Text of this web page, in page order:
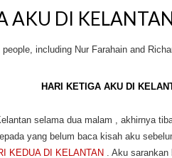
AKU DI
HARI KETIGA AKU DI
selama dua malam , akhirnya
yang belum baca kisah aku
KEDUA DI KELANTAN . Aku sarankan